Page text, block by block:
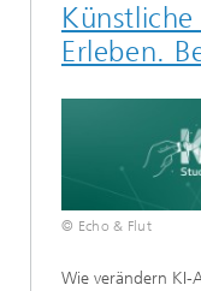
Erleben.
© Echo & Flut
​​​Wie verändern